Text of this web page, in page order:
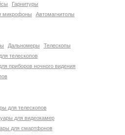
Гарнитуры
микрофоны Автомагнитолы
Дальномеры
Телескопы
телескопов
приборов ночного видения
для телескопов
для видеокамер
для смартфонов